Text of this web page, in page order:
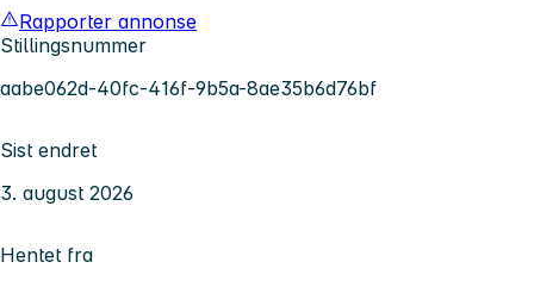
Rapporter annonse
Stillingsnummer
aabe062d-40fc-416f-9b5a-8ae35b6d76bf
Sist endret
3. august 2026
Hentet fra